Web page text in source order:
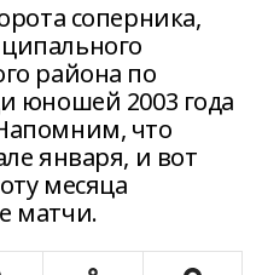
соперника,
района по
юношей 2003 года
что
января, и вот
месяца
матчи.